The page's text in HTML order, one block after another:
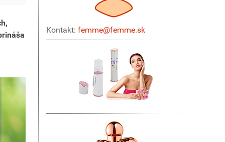
Kontakt: femme@femme.sk